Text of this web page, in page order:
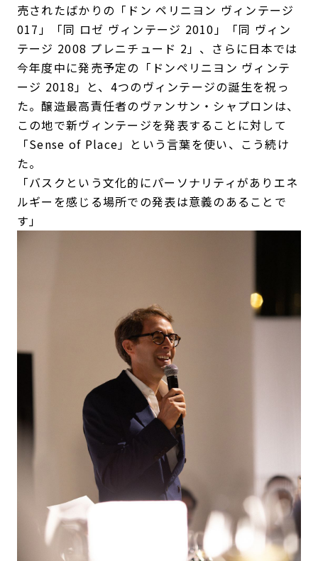
売されたばかりの「ドン ペリニヨン ヴィンテージ
017」「同 ロゼ ヴィンテージ 2010」「同 ヴィン
テージ 2008 プレニチュード 2」、さらに日本では
今年度中に発売予定の「ドンペリニヨン ヴィンテ
ージ 2018」と、4つのヴィンテージの誕生を祝っ
た。醸造最高責任者のヴァンサン・シャプロンは、
この地で新ヴィンテージを発表することに対して
「Sense of Place」という言葉を使い、こう続け
た。
「バスクという文化的にパーソナリティがありエネ
ルギーを感じる場所での発表は意義のあることで
す」